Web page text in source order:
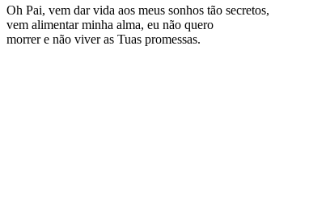
Oh Pai, vem dar vida aos meus sonhos tão secretos,
vem alimentar minha alma, eu não quero
morrer e não viver as Tuas promessas.